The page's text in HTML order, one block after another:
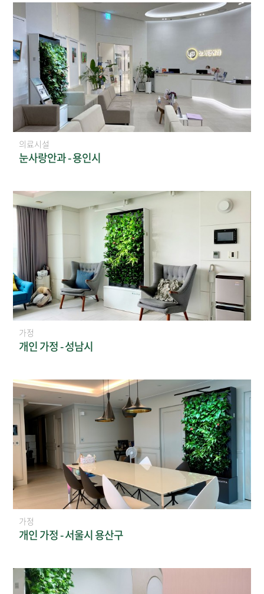
의료시설
눈사랑안과 - 용인시
가정
개인 가정 - 성남시
가정
개인 가정 - 서울시 용산구